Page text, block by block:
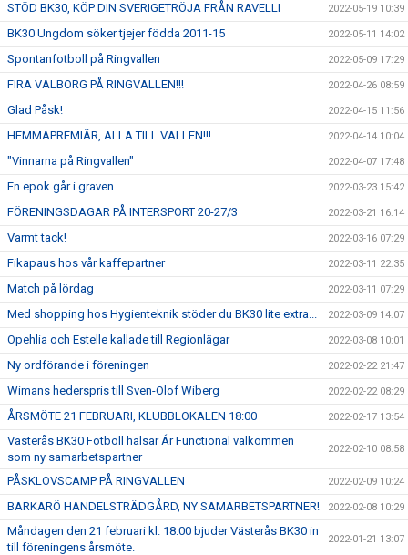
STÖD BK30, KÖP DIN SVERIGETRÖJA FRÅN RAVELLI 2022-05-19 10:39
BK30 Ungdom söker tjejer födda 2011-15 2022-05-11 14:02
Spontanfotboll på Ringvallen 2022-05-09 17:29
FIRA VALBORG PÅ RINGVALLEN!!! 2022-04-26 08:59
Glad Påsk! 2022-04-15 11:56
HEMMAPREMIÄR, ALLA TILL VALLEN!!! 2022-04-14 10:04
"Vinnarna på Ringvallen" 2022-04-07 17:48
En epok går i graven 2022-03-23 15:42
FÖRENINGSDAGAR PÅ INTERSPORT 20-27/3 2022-03-21 16:14
Varmt tack! 2022-03-16 07:29
Fikapaus hos vår kaffepartner 2022-03-11 22:35
Match på lördag 2022-03-11 07:29
Med shopping hos Hygienteknik stöder du BK30 lite extra... 2022-03-09 14:07
Opehlia och Estelle kallade till Regionlägar 2022-03-08 10:01
Ny ordförande i föreningen 2022-02-22 21:47
Wimans hederspris till Sven-Olof Wiberg 2022-02-22 08:29
ÅRSMÖTE 21 FEBRUARI, KLUBBLOKALEN 18:00 2022-02-17 13:54
Västerås BK30 Fotboll hälsar Ár Functional välkommen
som ny samarbetspartner
2022-02-10 08:58
PÅSKLOVSCAMP PÅ RINGVALLEN 2022-02-09 10:24
BARKARÖ HANDELSTRÄDGÅRD, NY SAMARBETSPARTNER! 2022-02-08 10:29
Måndagen den 21 februari kl. 18:00 bjuder Västerås BK30 in
till föreningens årsmöte.
2022-01-21 13:07